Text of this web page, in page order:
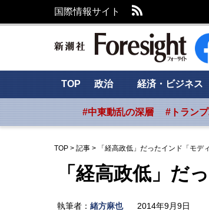
国際情報サイト
新
TOP 政治 経済・ビジネス
#中東動乱の深層 #トラン
TOP > 記事 > 「経高政低」だったインド「モデ
「経高政低」だ
執筆者： 緒方麻也
2014年9月9日